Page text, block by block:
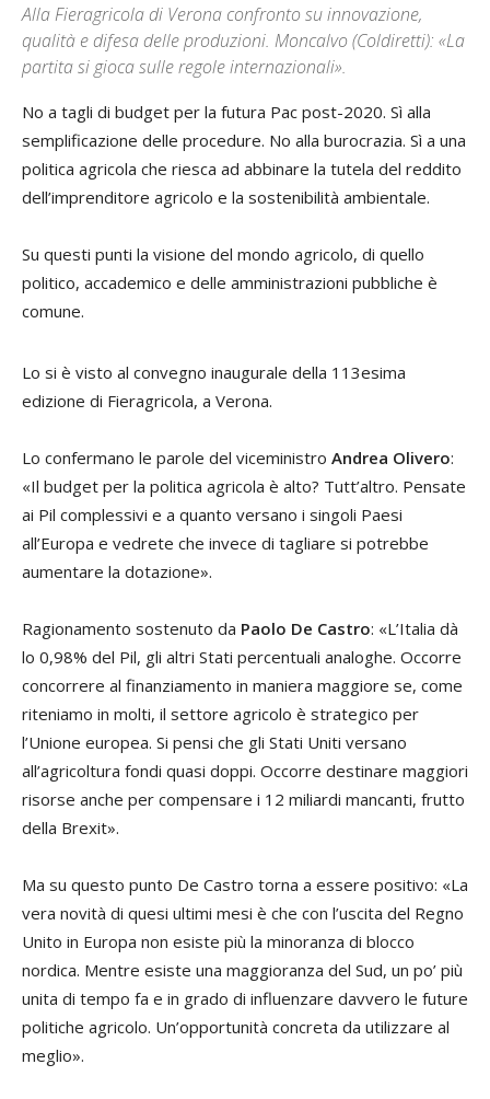
Alla Fieragricola di Verona confronto su innovazione,
qualità e difesa delle produzioni. Moncalvo (Coldiretti): «La
partita si gioca sulle regole internazionali».
No a tagli di budget per la futura Pac post-2020. Sì alla
semplificazione delle procedure. No alla burocrazia. Sì a una
politica agricola che riesca ad abbinare la tutela del reddito
dell’imprenditore agricolo e la sostenibilità ambientale.
Su questi punti la visione del mondo agricolo, di quello
politico, accademico e delle amministrazioni pubbliche è
comune.
Lo si è visto al convegno inaugurale della 113esima
edizione di Fieragricola, a Verona.
Lo confermano le parole del viceministro Andrea Olivero:
«Il budget per la politica agricola è alto? Tutt’altro. Pensate
ai Pil complessivi e a quanto versano i singoli Paesi
all’Europa e vedrete che invece di tagliare si potrebbe
aumentare la dotazione».
Ragionamento sostenuto da Paolo De Castro: «L’Italia dà
lo 0,98% del Pil, gli altri Stati percentuali analoghe. Occorre
concorrere al finanziamento in maniera maggiore se, come
riteniamo in molti, il settore agricolo è strategico per
l’Unione europea. Si pensi che gli Stati Uniti versano
all’agricoltura fondi quasi doppi. Occorre destinare maggiori
risorse anche per compensare i 12 miliardi mancanti, frutto
della Brexit».
Ma su questo punto De Castro torna a essere positivo: «La
vera novità di quesi ultimi mesi è che con l’uscita del Regno
Unito in Europa non esiste più la minoranza di blocco
nordica. Mentre esiste una maggioranza del Sud, un po’ più
unita di tempo fa e in grado di influenzare davvero le future
politiche agricolo. Un’opportunità concreta da utilizzare al
meglio».